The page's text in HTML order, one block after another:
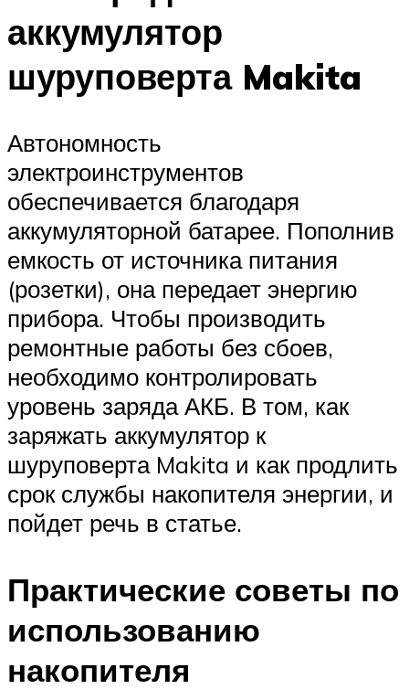
аккумулятор
шуруповерта Makita
Автономность
электроинструментов
обеспечивается благодаря
аккумуляторной батарее. Пополнив
емкость от источника питания
(розетки), она передает энергию
прибора. Чтобы производить
ремонтные работы без сбоев,
необходимо контролировать
уровень заряда АКБ. В том, как
заряжать аккумулятор к
шуруповерта Makita и как продлить
срок службы накопителя энергии, и
пойдет речь в статье.
Практические советы по
использованию
накопителя